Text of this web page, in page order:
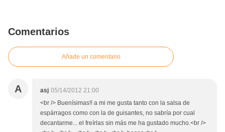
Comentarios
Añade un comentario
A asj 05/14/2012 21:00
<br /> Buenísimas!! a mi me gusta tanto con la salsa de
espárragos como con la de guisantes, no sabría por cual
decantarme... el freírlas sin más me ha gustado mucho.<br />